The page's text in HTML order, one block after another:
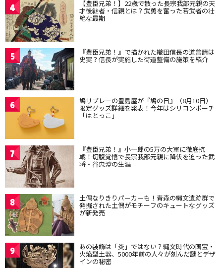
4 【豊臣兄弟！】22歳で散った長宗我部元親の天
才後継者・信親とは？武勇を奮った若武者の壮
絶な最期
5 『豊臣兄弟！』で描かれた織田信長の道普請は
史実？信長が実施した街道整備の施策を紹介
6 鳩サブレーの豊島屋が『鳩の日』（8月10日）
限定グッズ詳細を発表！今年はシリコンポーチ
「はとっこ」
7 『豊臣兄弟！』小一郎の5万の大軍に徹底抗
戦！切腹覚悟で長宗我部元親に降伏を迫った武
将・谷忠澄の生涯
8 土偶なりきりパーカーも！青森の縄文遺跡群で
発掘された土偶がモチーフのキュートなグッズ
が新発売
9 あの装飾は「炎」ではない？縄文時代の国宝・
火焔型土器、5000年前の人々が刻んだ謎とデザ
インの秘密